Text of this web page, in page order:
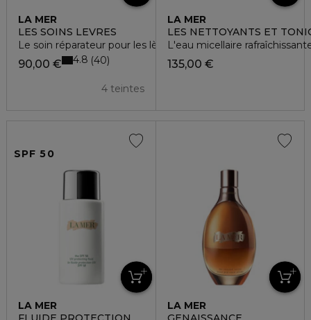
LA MER
LES SOINS LEVRES
Le soin réparateur pour les lèvres
90,00 €
4 teintes
4.8 40
LA MER
LES NETTOYANTS ET
L'eau micellaire
135,00 €
SPF 50
LA MER
LA MER